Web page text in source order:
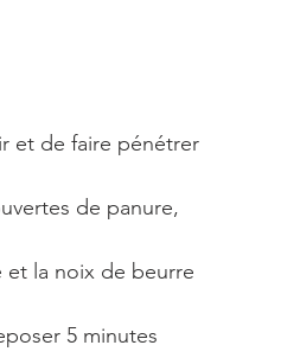
et de faire pénétrer
de panure,
et la noix de beurre
5 minutes